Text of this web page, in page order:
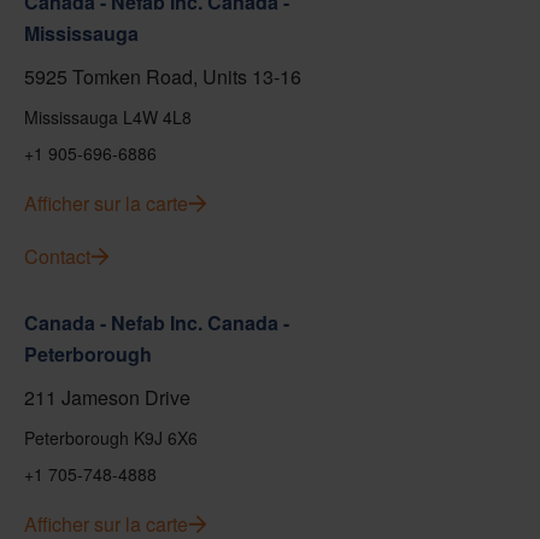
Mississauga
5925 Tomken Road, Units 13-16
Mississauga L4W 4L8
+1 905-696-6886
Afficher sur la carte
Contact
Canada - Nefab Inc. Canada -
Peterborough
211 Jameson Drive
Peterborough K9J 6X6
+1 705-748-4888
Afficher sur la carte